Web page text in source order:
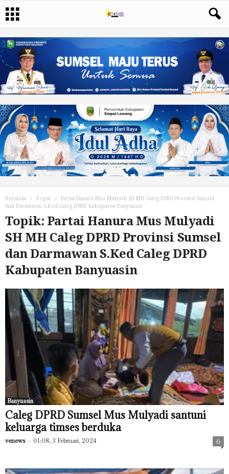
Beranda Topik
Partai Hanura Mus Mulyadi SH MH Caleg DPRD Provinsi Sumsel
dan Darmawan S.Ked Caleg DPRD Kabupaten Banyuasin
Topik: Partai Hanura Mus Mulyadi
SH MH Caleg DPRD Provinsi Sumsel
dan Darmawan S.Ked Caleg DPRD
Kabupaten Banyuasin
Banyuasin
Caleg DPRD Sumsel Mus Mulyadi santuni
keluarga timses berduka
venews - 01:08, 3 Februari, 2024 0